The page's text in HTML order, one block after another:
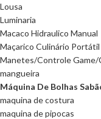
Lousa
Luminaria
Macaco Hidraulico Manual
Maçarico Culinário Portátil
Manetes/Controle Game/
mangueira
Máquina De Bolhas
maquina de costura
maquina de pipocas